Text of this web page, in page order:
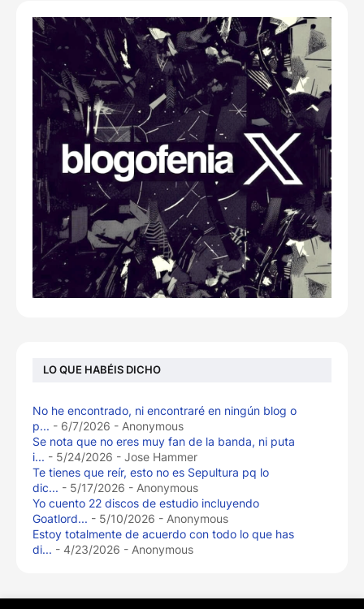
LO QUE HABÉIS DICHO
No he encontrado, ni encontraré en ningún blog o
p... - 6/7/2026 - Anonymous
Se nota que no eres muy fan de la banda, ni puta
i... - 5/24/2026 - Jose Hammer
Te tienes que reír, esto no es Sepultura pq lo
dic... - 5/17/2026 - Anonymous
Yo cuento 22 discos de estudio incluyendo
Goatlord... - 5/10/2026 - Anonymous
Estoy totalmente de acuerdo con todo lo que has
di... - 4/23/2026 - Anonymous